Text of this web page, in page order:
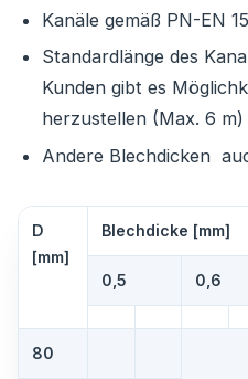
Kanäle gemäß PN-EN
Standardlänge des
Kunden gibt es
herzustellen (Max. 6 m)
Andere Blechdicken
D
[mm]
Blechdicke [mm]
0,5 0,6
80